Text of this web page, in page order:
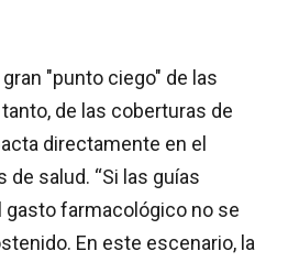
"punto ciego" de las
de las coberturas de
directamente en el
salud. “Si las guías
gasto farmacológico no se
En este escenario, la